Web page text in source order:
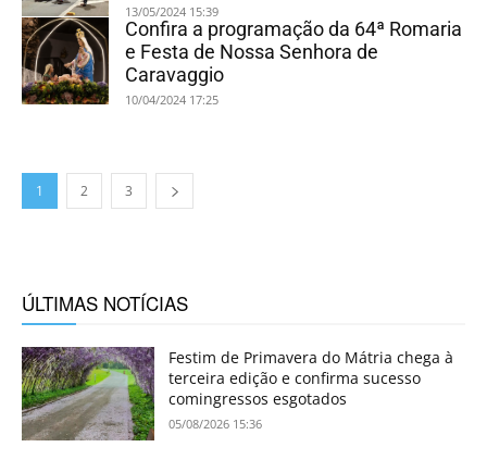
13/05/2024 15:39
Confira a programação da 64ª Romaria
e Festa de Nossa Senhora de
Caravaggio
10/04/2024 17:25
1 2 3
ÚLTIMAS NOTÍCIAS
Festim de Primavera do Mátria chega à
terceira edição e confirma sucesso
comingressos esgotados
05/08/2026 15:36